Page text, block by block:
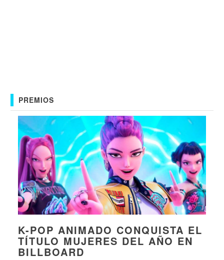
PREMIOS
K-POP ANIMADO CONQUISTA EL
TÍTULO MUJERES DEL AÑO EN
BILLBOARD